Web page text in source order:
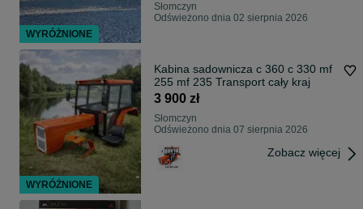
Słomczyn
Odświeżono dnia 02 sierpnia 2026
Kabina sadownicza c 360 c 330 mf
255 mf 235 Transport cały kraj
3 900 zł
Słomczyn
Odświeżono dnia 07 sierpnia 2026
Zobacz więcej
WYRÓŻNIONE
WYRÓŻNIONE